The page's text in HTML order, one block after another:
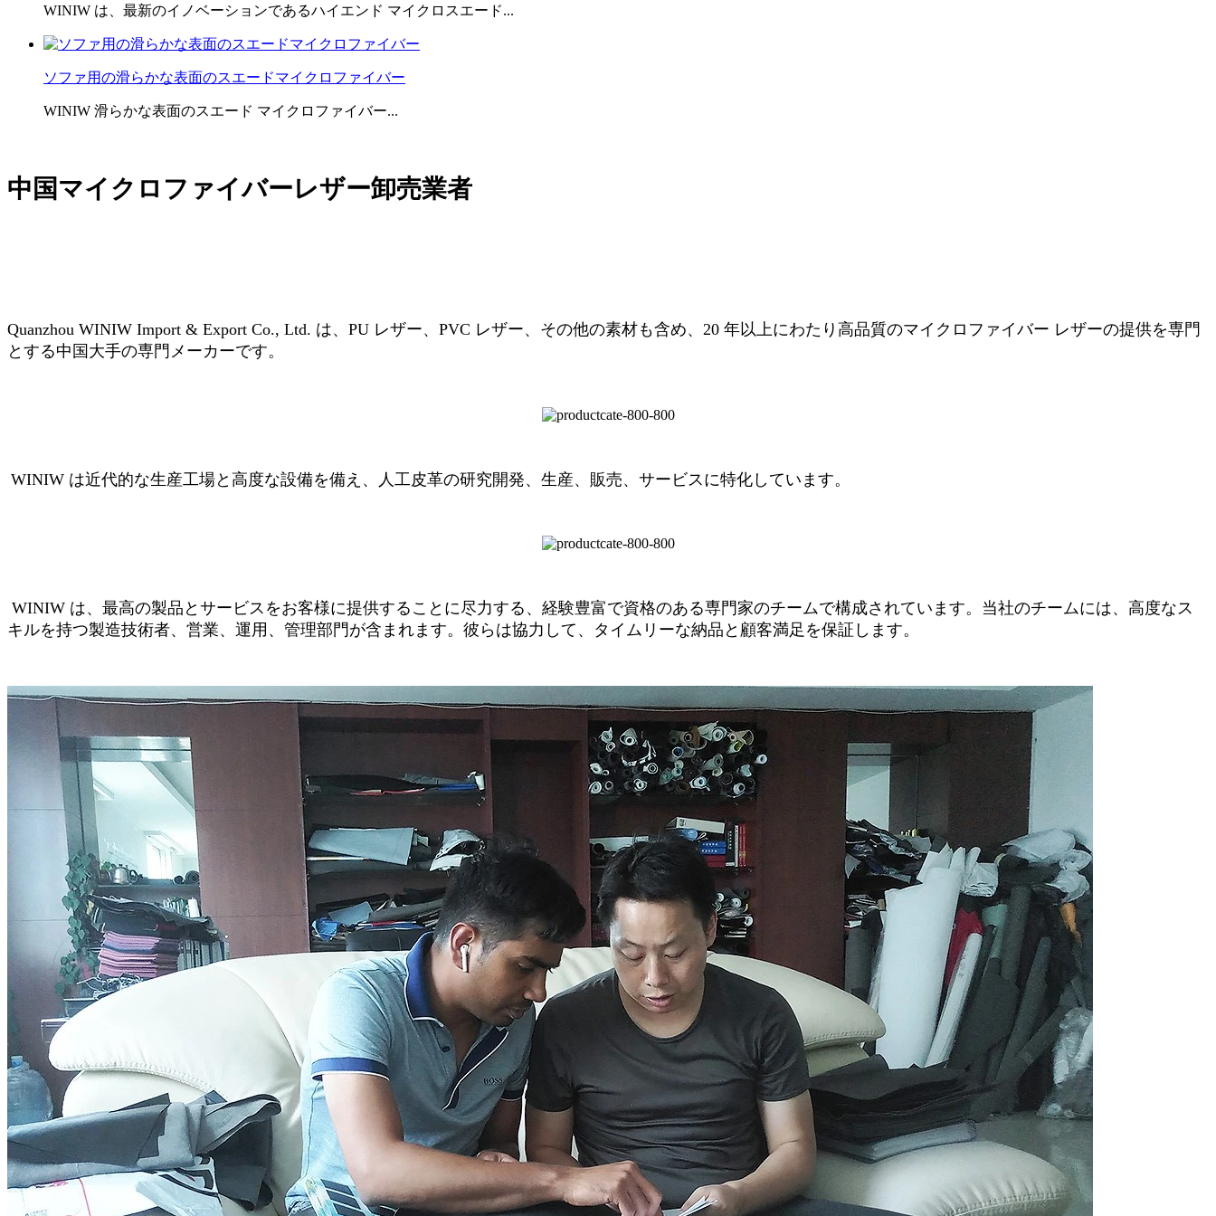
WINIW は、最新のイノベーションであるハイエンド マイクロスエード...
ソファ用の滑らかな表面のスエードマイクロファイバー
WINIW 滑らかな表面のスエード マイクロファイバー...
中国マイクロファイバーレザー卸売業者
Quanzhou WINIW Import & Export Co., Ltd. は、PU レザー、PVC レザー、その他の素材も含め、20 年以上にわたり高品質のマイクロファイバー レザーの提供を専門
とする中国大手の専門メーカーです。
WINIW は近代的な生産工場と高度な設備を備え、人工皮革の研究開発、生産、販売、サービスに特化しています。
WINIW は、最高の製品とサービスをお客様に提供することに尽力する、経験豊富で資格のある専門家のチームで構成されています。当社のチームには、高度なス
キルを持つ製造技術者、営業、運用、管理部門が含まれます。彼らは協力して、タイムリーな納品と顧客満足を保証します。